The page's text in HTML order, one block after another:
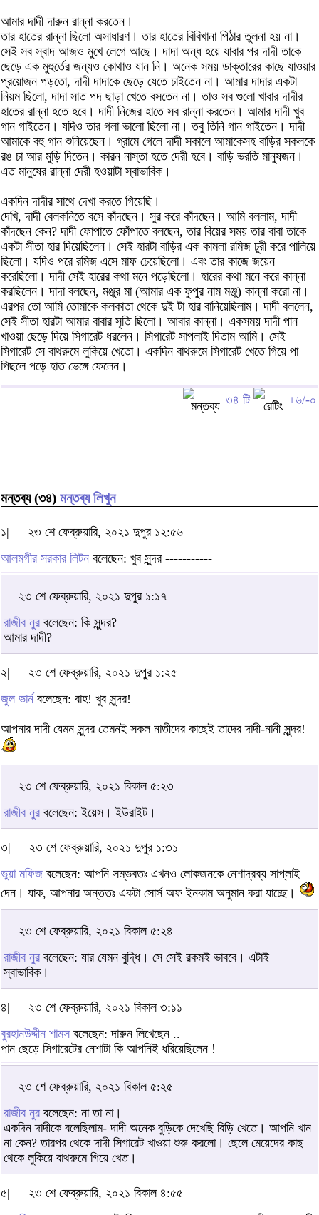
আমার দাদী দারুন রান্না করতেন।
তার হাতের রান্না ছিলো অসাধারণ। তার হাতের বিবিখানা পিঠার তুলনা হয় না।
সেই সব স্বাদ আজও মুখে লেগে আছে। দাদা অন্ধ হয়ে যাবার পর দাদী তাকে
ছেড়ে এক মুহুর্তের জন্যও কোথাও যান নি। অনেক সময় ডাক্তারের কাছে যাওয়ার
প্রয়োজন পড়তো, দাদী দাদাকে ছেড়ে যেতে চাইতেন না। আমার দাদার একটা
নিয়ম ছিলো, দাদা সাত পদ ছাড়া খেতে বসতেন না। তাও সব গুলো খাবার দাদীর
হাতের রান্না হতে হবে। দাদী নিজের হাতে সব রান্না করতেন। আমার দাদী খুব
গান গাইতেন। যদিও তার গলা ভালো ছিলো না। তবু তিনি গান গাইতেন। দাদী
আমাকে বহু গান শুনিয়েছেন। গ্রামে গেলে দাদী সকালে আমাকেসহ বাড়ির সকলকে
রঙ চা আর মুড়ি দিতেন। কারন নাস্তা হতে দেরী হবে। বাড়ি ভরতি মানুষজন।
এত মানুষের রান্না দেরী হওয়াটা স্বাভাবিক।
একদিন দাদীর সাথে দেখা করতে গিয়েছি।
দেখি, দাদী বেলকনিতে বসে কাঁদছেন। সুর করে কাঁদছেন। আমি বললাম, দাদী
কাঁদছেন কেন? দাদী ফোপাতে ফোঁপাতে বলছেন, তার বিয়ের সময় তার বাবা তাকে
একটা সীতা হার দিয়েছিলেন। সেই হারটা বাড়ির এক কামলা রমিজ চুরী করে পালিয়ে
ছিলো। যদিও পরে রমিজ এসে মাফ চেয়েছিলো। এবং তার কাজে জয়েন
করেছিলো। দাদী সেই হারের কথা মনে পড়েছিলো। হারের কথা মনে করে কান্না
করছিলেন। দাদা বলছেন, মঞ্জুর মা (আমার এক ফুপুর নাম মঞ্জু) কান্না করো না।
এরপর তো আমি তোমাকে কলকাতা থেকে দুই টা হার বানিয়েছিলাম। দাদী বললেন,
সেই সীতা হারটা আমার বাবার সৃতি ছিলো। আবার কান্না। একসময় দাদী পান
খাওয়া ছেড়ে দিয়ে সিগারেট ধরলেন। সিগারেট সাপলাই দিতাম আমি। সেই
সিগারেট সে বাথরুমে লুকিয়ে খেতো। একদিন বাথরুমে সিগারেট খেতে গিয়ে পা
পিছলে পড়ে হাত ভেঙ্গে ফেলেন।
৩৪ টি +৬/-০
মন্তব্য (৩৪) মন্তব্য লিখুন
১|
২৩ শে ফেব্রুয়ারি, ২০২১ দুপুর ১২:৫৬
আলমগীর সরকার লিটন বলেছেন: খুব সুন্দর -----------
২৩ শে ফেব্রুয়ারি, ২০২১ দুপুর ১:১৭
রাজীব নুর বলেছেন: কি সুন্দর?
আমার দাদী?
২|
২৩ শে ফেব্রুয়ারি, ২০২১ দুপুর ১:২৫
জুল ভার্ন বলেছেন: বাহ! খুব সুন্দর!
আপনার দাদী যেমন সুন্দর তেমনই সকল নাতীদের কাছেই তাদের দাদী-নানী সুন্দর!
২৩ শে ফেব্রুয়ারি, ২০২১ বিকাল ৫:২৩
রাজীব নুর বলেছেন: ইয়েস। ইউরাইট।
৩|
২৩ শে ফেব্রুয়ারি, ২০২১ দুপুর ১:৩১
ভুয়া মফিজ বলেছেন: আপনি সম্ভবতঃ এখনও লোকজনকে নেশাদ্রব্য সাপ্লাই
দেন। যাক, আপনার অন্ততঃ একটা সোর্স অফ ইনকাম অনুমান করা যাচ্ছে।
২৩ শে ফেব্রুয়ারি, ২০২১ বিকাল ৫:২৪
রাজীব নুর বলেছেন: যার যেমন বুদ্ধি। সে সেই রকমই ভাববে। এটাই
স্বাভাবিক।
৪|
২৩ শে ফেব্রুয়ারি, ২০২১ বিকাল ৩:১১
বুরহানউদ্দীন শামস বলেছেন: দারুন লিখেছেন ..
পান ছেড়ে সিগারেটের নেশাটা কি আপনিই ধরিয়েছিলেন !
২৩ শে ফেব্রুয়ারি, ২০২১ বিকাল ৫:২৫
রাজীব নুর বলেছেন: না তা না।
একদিন দাদীকে বলেছিলাম- দাদী অনেক বুড়িকে দেখেছি বিড়ি খেতে। আপনি খান
না কেন? তারপর থেকে দাদী সিগারেট খাওয়া শুরু করলো। ছেলে মেয়েদের কাছ
থেকে লুকিয়ে বাথরুমে গিয়ে খেত।
৫|
২৩ শে ফেব্রুয়ারি, ২০২১ বিকাল ৪:৫৫